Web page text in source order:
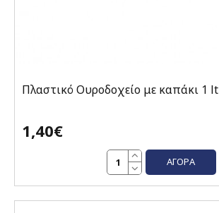
Πλαστικό Ουροδοχείο με καπάκι 1 lt
1,40€
ΑΓΟΡΆ